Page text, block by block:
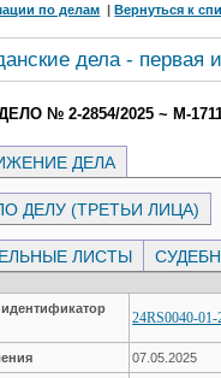
по делам |Вернуться к
дела - первая
№ 2-2854/2025 ~ М-
ДЕЛА
ДЕЛУ (ТРЕТЬИ ЛИЦА)
ЛИСТЫ
24RS0040-
07.05.2025